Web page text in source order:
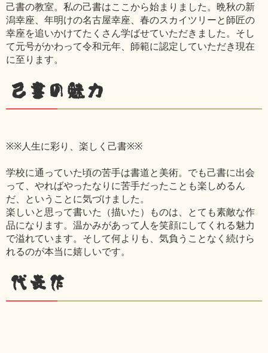
己書の教室。私の己書はここから始まりました。晩秋の新
潟幸座、年明けの名古屋幸座、春のスカイツリーと師匠の
幸座を追いかけてたくさん学ばせていただきました。そし
て元号がかわって令和元年、師範に認定していただき現在
に至ります。
己書の魅力
※※人生に彩り、楽しく己書※※
学校に通っていた頃の苦手は書道と美術。でも己書に出会
って、やればやったなりに苦手だったことも楽しめるん
だ、ということに気づけました。
楽しいと思って書いた（描いた）ものは、とても素敵な作
品になります。温かみがあって人を笑顔にしてくれる魅力
で溢れています。そして何よりも、気負うことなく続けら
れるのが本当に嬉しいです。
代表作